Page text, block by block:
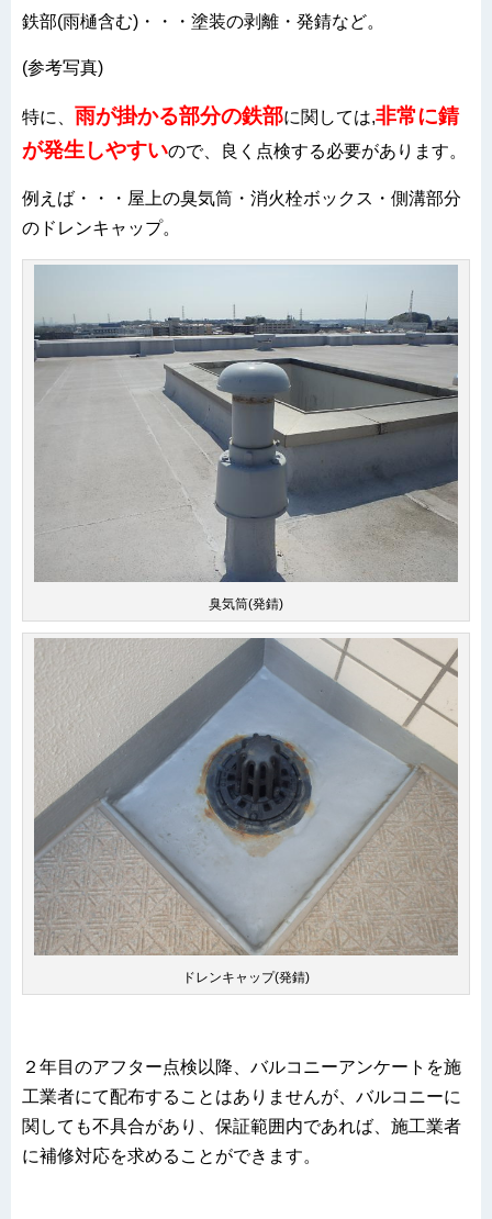
鉄部(雨樋含む)・・・塗装の剥離・発錆など。
(参考写真)
特に、 雨が掛かる部分の鉄部に関しては,非常に錆
が発生しやすいので、良く点検する必要があります。
例えば・・・屋上の臭気筒・消火栓ボックス・側溝部分
のドレンキャップ。
臭気筒(発錆)
ドレンキャップ(発錆)
２年目のアフター点検以降、バルコニーアンケートを施
工業者にて配布することはありませんが、バルコニーに
関しても不具合があり、保証範囲内であれば、施工業者
に補修対応を求めることができます。